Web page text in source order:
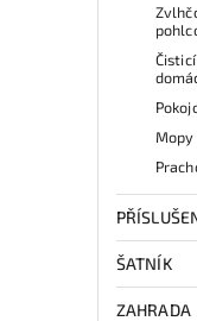
ŠATNÍK
ZAHRADA